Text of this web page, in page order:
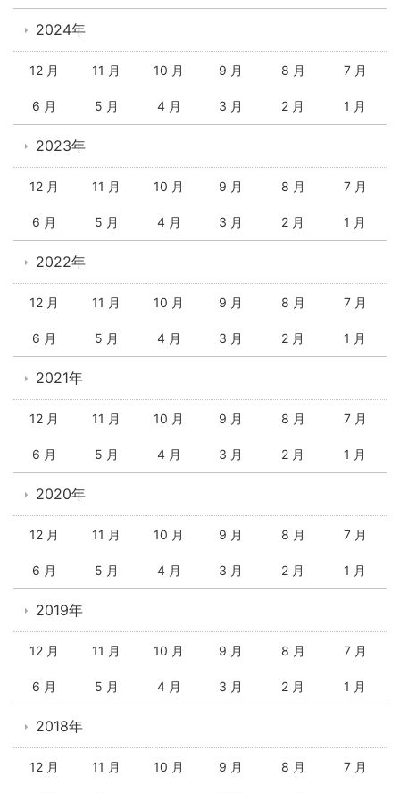
2024年
12 月 11 月 10 月 9 月 8 月 7 月
6 月 5 月 4 月 3 月 2 月 1 月
2023年
12 月 11 月 10 月 9 月 8 月 7 月
6 月 5 月 4 月 3 月 2 月 1 月
2022年
12 月 11 月 10 月 9 月 8 月 7 月
6 月 5 月 4 月 3 月 2 月 1 月
2021年
12 月 11 月 10 月 9 月 8 月 7 月
6 月 5 月 4 月 3 月 2 月 1 月
2020年
12 月 11 月 10 月 9 月 8 月 7 月
6 月 5 月 4 月 3 月 2 月 1 月
2019年
12 月 11 月 10 月 9 月 8 月 7 月
6 月 5 月 4 月 3 月 2 月 1 月
2018年
12 月 11 月 10 月 9 月 8 月 7 月